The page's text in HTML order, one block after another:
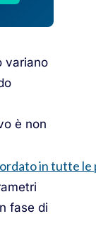
variano
è non
in tutte
fase di